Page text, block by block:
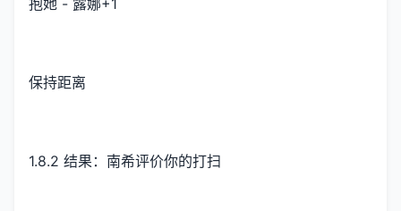
抱她 - 露娜+1
保持距离
1.8.2 结果：南希评价你的打扫